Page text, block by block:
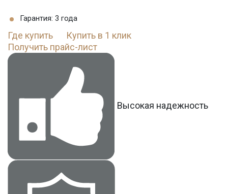
Гарантия: 3 года
Где купить
Купить в 1 клик
Получить прайс-лист
Высокая надежность